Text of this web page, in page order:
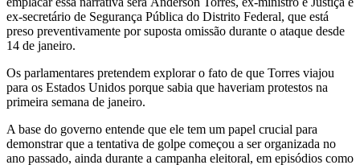
ex-secretário de Segurança Pública do Distrito Federal, que está
preso preventivamente por suposta omissão durante o ataque desde
14 de janeiro.
Os parlamentares pretendem explorar o fato de que Torres viajou
para os Estados Unidos porque sabia que haveriam protestos na
primeira semana de janeiro.
A base do governo entende que ele tem um papel crucial para
demonstrar que a tentativa de golpe começou a ser organizada no
ano passado, ainda durante a campanha eleitoral, em episódios como